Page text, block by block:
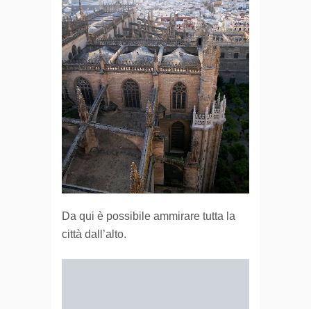
Da qui è possibile ammirare tutta la
città dall’alto.